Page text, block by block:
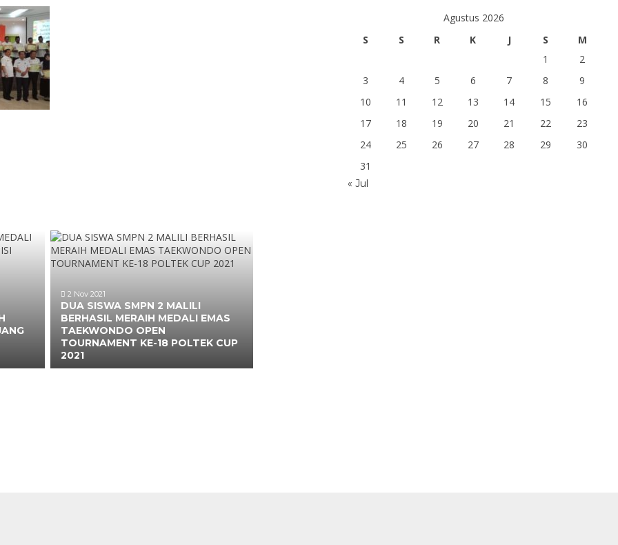
2 Nov 2021
DUA SISWA SMPN 2 MALILI
BERHASIL MERAIH MEDALI EMAS
TAEKWONDO OPEN
TOURNAMENT KE-18 POLTEK CUP
2021
Agustus 2026
S
S R K J S
M
1
2
3
4 5 6 7 8
9
10
11 12 13 14 15
16
17
18 19 20 21 22
23
24
25 26 27 28 29
30
31
« Jul